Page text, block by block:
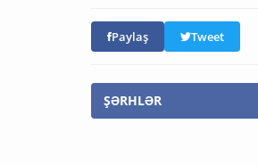
Paylaş Tweet
ŞƏRHLƏR